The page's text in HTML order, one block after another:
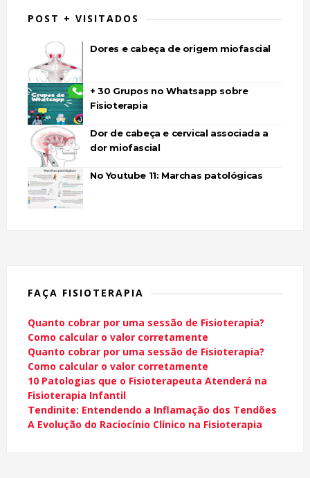
POST + VISITADOS
Dores e cabeça de origem miofascial
+ 30 Grupos no Whatsapp sobre
Fisioterapia
Dor de cabeça e cervical associada a
dor miofascial
No Youtube 11: Marchas patológicas
FAÇA FISIOTERAPIA
Quanto cobrar por uma sessão de Fisioterapia?
Como calcular o valor corretamente
Quanto cobrar por uma sessão de Fisioterapia?
Como calcular o valor corretamente
10 Patologias que o Fisioterapeuta Atenderá na
Fisioterapia Infantil
Tendinite: Entendendo a Inflamação dos Tendões
A Evolução do Raciocínio Clínico na Fisioterapia